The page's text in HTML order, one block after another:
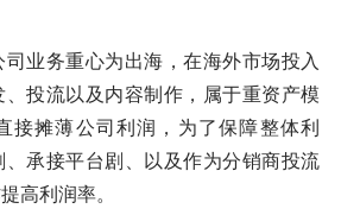
业务重心为出海，在海外市场投入
、投流以及内容制作，属于重资产模
接摊薄公司利润，为了保障整体利
承接平台剧、以及作为分销商投流
高利润率。